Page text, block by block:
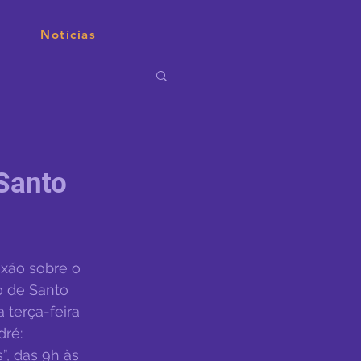
Notícias
sobre o
de Santo
terça-feira
das 9h às